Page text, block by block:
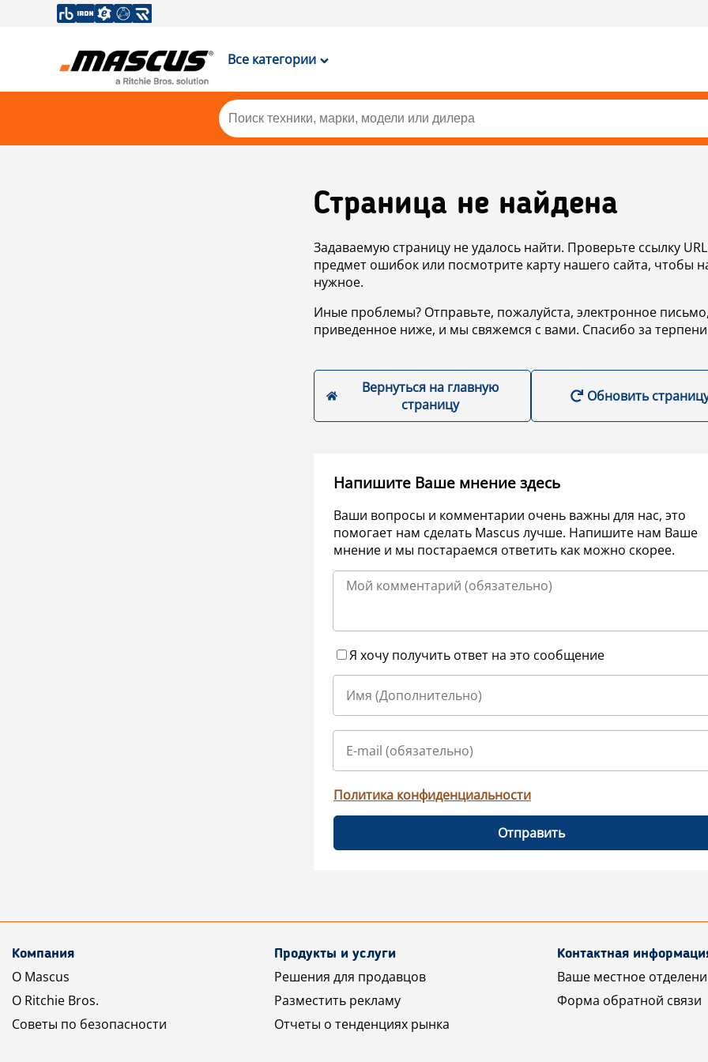
Все категории
Страница не найдена
Задаваемую страницу не удалось найти. Проверьте ссылку
предмет ошибок или посмотрите карту нашего сайта, чтобы
нужное.
Иные проблемы? Отправьте, пожалуйста, электронное
приведенное ниже, и мы свяжемся с вами. Спасибо за
Вернуться на главную
страницу
Обновить
Напишите Ваше мнение здесь
Ваши вопросы и комментарии очень важны для нас, это
помогает нам сделать Mascus лучше. Напишите нам Ваше
мнение и мы постараемся ответить как можно скорее.
Я хочу получить ответ на это сообщение
Политика конфиденциальности
Отправить
Компания
О Mascus
О Ritchie Bros.
Советы по безопасности
Продукты и услуги
Решения для продавцов
Разместить рекламу
Отчеты о тенденциях рынка
Контактная
Ваше местное
Форма обратной связи